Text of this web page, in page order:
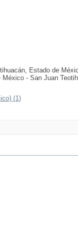
Estado de
- San Juan
(1)